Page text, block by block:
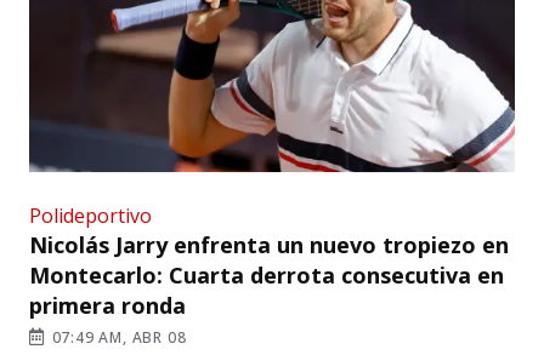
Polideportivo
Nicolás Jarry enfrenta un nuevo tropiezo en
Montecarlo: Cuarta derrota consecutiva en
primera ronda
07:49 AM, ABR 08